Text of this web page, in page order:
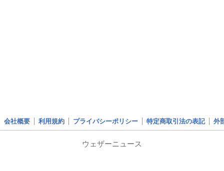
会社概要 利用規約 プライバシーポリシー 特定商取引法の表記 外
ウェザーニュース